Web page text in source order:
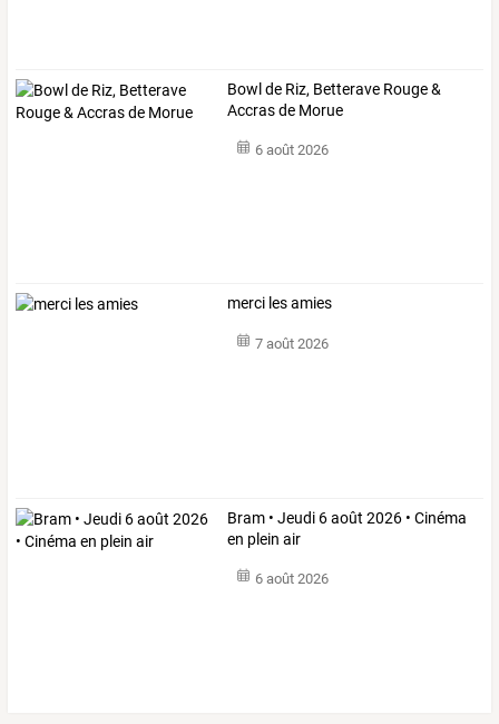
Bowl de Riz, Betterave Rouge &
Accras de Morue
6 août 2026
merci les amies
7 août 2026
Bram • Jeudi 6 août 2026 • Cinéma
en plein air
6 août 2026